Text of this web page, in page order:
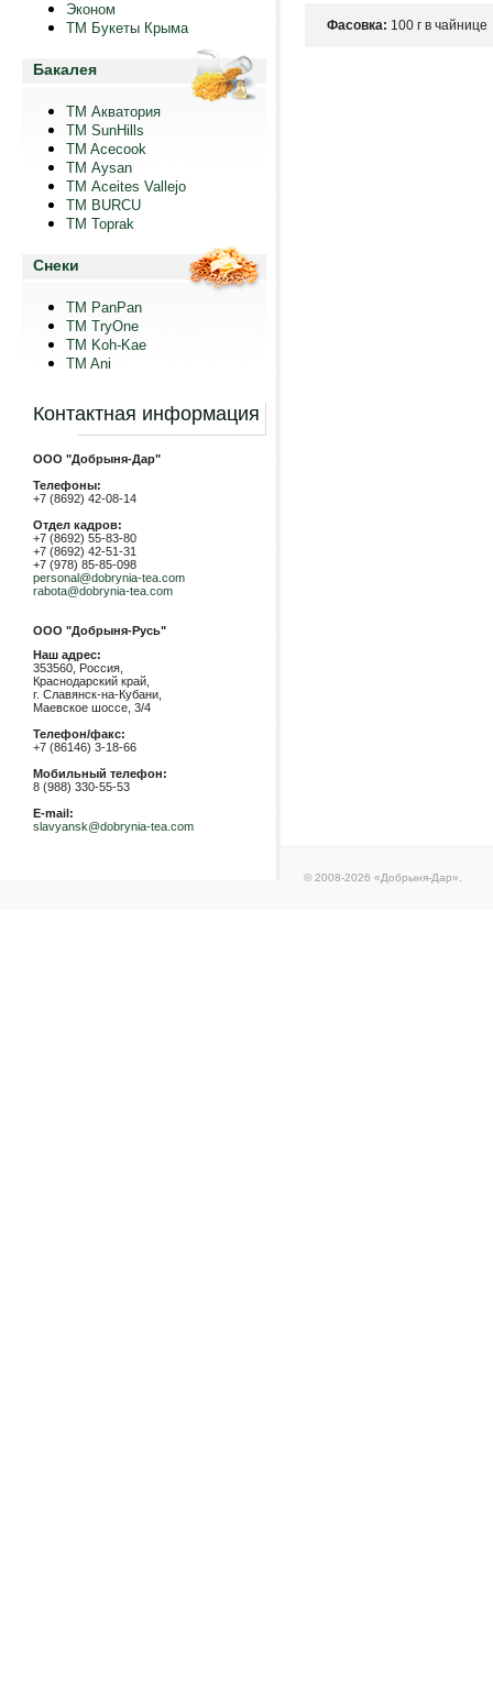
Эконом
ТМ Букеты Крыма
Бакалея
ТМ Акватория
ТМ SunHills
TM Acecook
ТМ Aysan
ТМ Aceites Vallejo
TM BURCU
TM Toprak
Снеки
TM PanPan
ТМ TryOne
ТМ Koh-Kae
TM Ani
Контактная информация
ООО "Добрыня-Дар"
Телефоны:
+7 (8692) 42-08-14
Отдел кадров:
+7 (8692) 55-83-80
+7 (8692) 42-51-31
+7 (978) 85-85-098
personal@dobrynia-tea.com
rabota@dobrynia-tea.com
ООО "Добрыня-Русь"
Наш адрес:
353560, Россия,
Краснодарский край,
г. Славянск-на-Кубани,
Маевское шоссе, 3/4
Телефон/факс:
+7 (86146) 3-18-66
Мобильный телефон:
8 (988) 330-55-53
E-mail:
slavyansk@dobrynia-tea.com
Фасовка: 100 г в чайнице
© 2008-2026 «Добрыня-Дар».